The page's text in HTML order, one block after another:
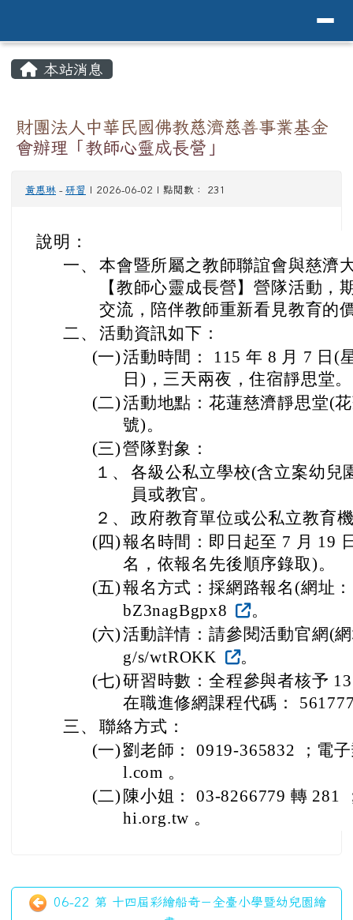
花蓮縣花蓮市中原國小全球資訊
本站消息
財團法人中華民國佛教慈濟慈善事業基金
會辦理「教師心靈成長營」
黃惠琳 - 研習 | 2026-06-02 | 點閱數： 231
說明：
一、 本會暨所屬之教師聯誼會與慈濟
【教師心靈成長營】營隊活動，
交流，陪伴教師重新看見教育的
二、 活動資訊如下：
(一)活動時間： 115 年 8 月 7 日(
日)，三天兩夜，住宿靜思堂。
(二)活動地點：花蓮慈濟靜思堂(
號)。
(三)營隊對象：
１、 各級公私立學校(含立案幼兒
員或教官。
２、 政府教育單位或公私立教育
(四)報名時間：即日起至 7 月 19
名，依報名先後順序錄取)。
(五)報名方式：採網路報名(網址
bZ3nagBgpx8
。
(六)活動詳情：請參閱活動官網(
g/s/wtROKK
。
(七)研習時數：全程參與者核予
在職進修網課程代碼：
三、 聯絡方式：
(一)劉老師： 0919-365832 ；電
l.com 。
(二) 陳小姐： 03-8266779 轉 281
hi.org.tw 。
06-22 第 十四屆彩繪船奇－全臺小學暨幼兒園繪